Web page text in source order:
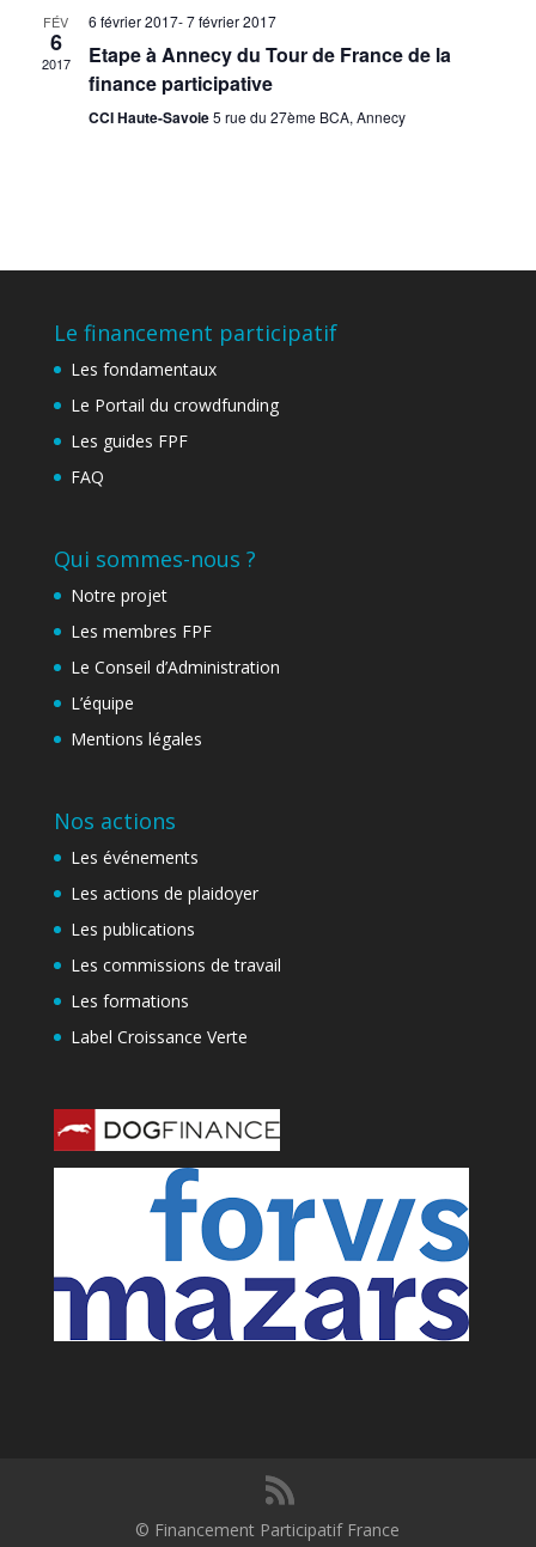
FÉV
6
2017
6 février 2017-7 février 2017
Etape à Annecy du Tour de France de la
finance participative
CCI Haute-Savoie5 rue du 27ème BCA, Annecy
Le financement participatif
Les fondamentaux
Le Portail du crowdfunding
Les guides FPF
FAQ
Qui sommes-nous ?
Notre projet
Les membres FPF
Le Conseil d’Administration
L’équipe
Mentions légales
Nos actions
Les événements
Les actions de plaidoyer
Les publications
Les commissions de travail
Les formations
Label Croissance Verte
© Financement Participatif France